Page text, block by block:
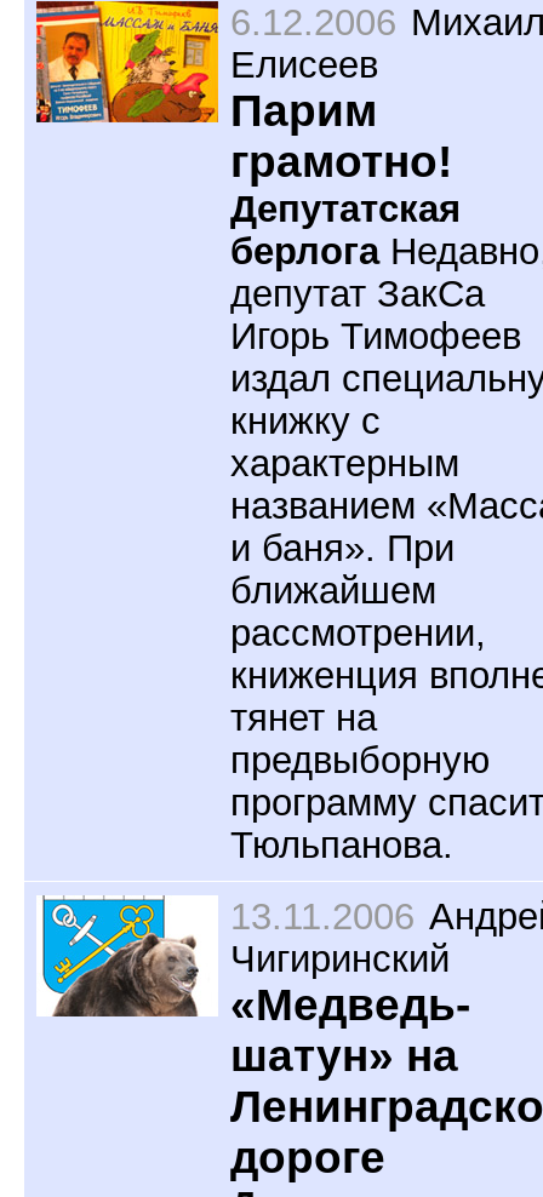
6.12.2006
Елисеев
Парим
грамотно!
Депутатская
берлога
депутат ЗакСа
Игорь Тимофеев
издал
книжку с
характерным
названием
и баня». При
ближайшем
рассмотрении,
книженция
тянет на
предвыборную
программу
Тюльпанова.
13.11.2006
Чигиринский
«Медведь-
шатун» на
дороге